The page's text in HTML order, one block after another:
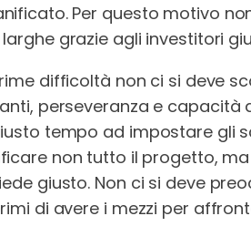
Per questo motivo
grazie agli investitori
difficoltà non ci si deve
perseveranza e capacità
tempo ad impostare gli
non tutto il progetto,
giusto. Non ci si deve
di avere i mezzi per